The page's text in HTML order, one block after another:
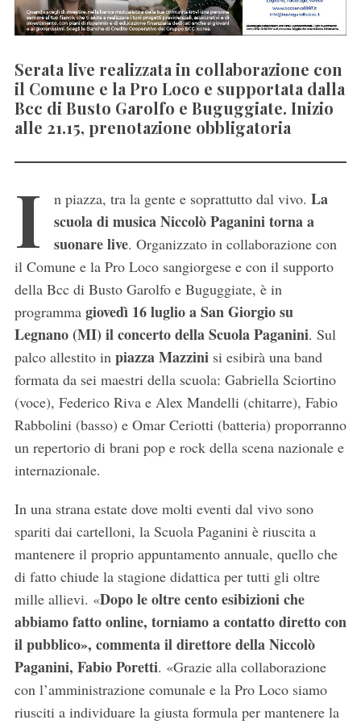
Serata live realizzata in collaborazione con
il Comune e la Pro Loco e supportata dalla
Bcc di Busto Garolfo e Buguggiate. Inizio
alle 21.15, prenotazione obbligatoria
I n piazza, tra la gente e soprattutto dal vivo. La
scuola di musica Niccolò Paganini torna a
suonare live. Organizzato in collaborazione con
il Comune e la Pro Loco sangiorgese e con il supporto
della Bcc di Busto Garolfo e Buguggiate, è in
programma giovedì 16 luglio a San Giorgio su
Legnano (MI) il concerto della Scuola Paganini. Sul
palco allestito in piazza Mazzinisi esibirà una band
formata da sei maestri della scuola: Gabriella Sciortino
(voce), Federico Riva e Alex Mandelli (chitarre), Fabio
Rabbolini (basso) e Omar Ceriotti (batteria) proporranno
un repertorio di brani pop e rock della scena nazionale e
internazionale.
In una strana estate dove molti eventi dal vivo sono
spariti dai cartelloni, la Scuola Paganini è riuscita a
mantenere il proprio appuntamento annuale, quello che
di fatto chiude la stagione didattica per tutti gli oltre
mille allievi. «Dopo le oltre cento esibizioni che
abbiamo fatto online, torniamo a contatto diretto con
il pubblico», commenta il direttore della Niccolò
Paganini, Fabio Poretti. «Grazie alla collaborazione
con l’amministrazione comunale e la Pro Loco siamo
riusciti a individuare la giusta formula per mantenere la